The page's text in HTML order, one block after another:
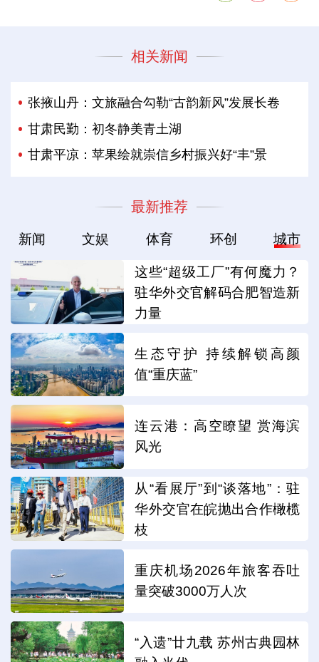
相关新闻
张掖山丹：文旅融合勾勒“古韵新风”发展长卷
甘肃民勤：初冬静美青土湖
甘肃平凉：苹果绘就崇信乡村振兴好“丰”景
最新推荐
新闻 文娱 体育 环创 城市
这些“超级工厂”有何魔力？
驻华外交官解码合肥智造新
力量
生态守护 持续解锁高颜
值“重庆蓝”
连云港：高空瞭望 赏海滨
风光
从“看展厅”到“谈落地”：驻
华外交官在皖抛出合作橄榄
枝
重庆机场2026年旅客吞吐
量突破3000万人次
“入遗”廿九载 苏州古典园林